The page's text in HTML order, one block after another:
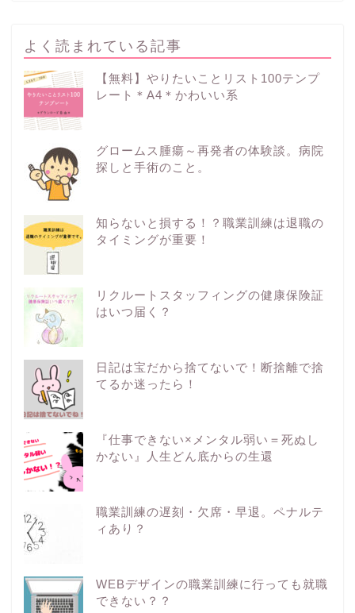
よく読まれている記事
【無料】やりたいことリスト100テンプ
レート＊A4＊かわいい系
グロームス腫瘍～再発者の体験談。病院
探しと手術のこと。
知らないと損する！？職業訓練は退職の
タイミングが重要！
リクルートスタッフィングの健康保険証
はいつ届く？
日記は宝だから捨てないで！断捨離で捨
てるか迷ったら！
『仕事できない×メンタル弱い＝死ぬし
かない』人生どん底からの生還
職業訓練の遅刻・欠席・早退。ペナルテ
ィあり？
WEBデザインの職業訓練に行っても就職
できない？？